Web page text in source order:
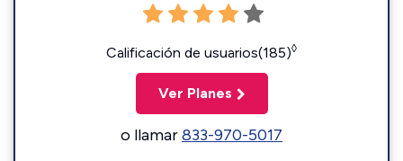
Calificación de usuarios(185)◊
Ver Planes
o llamar833-970-5017